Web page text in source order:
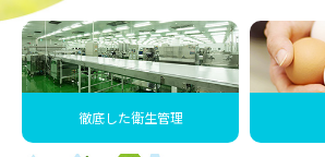
徹底した衛生管理